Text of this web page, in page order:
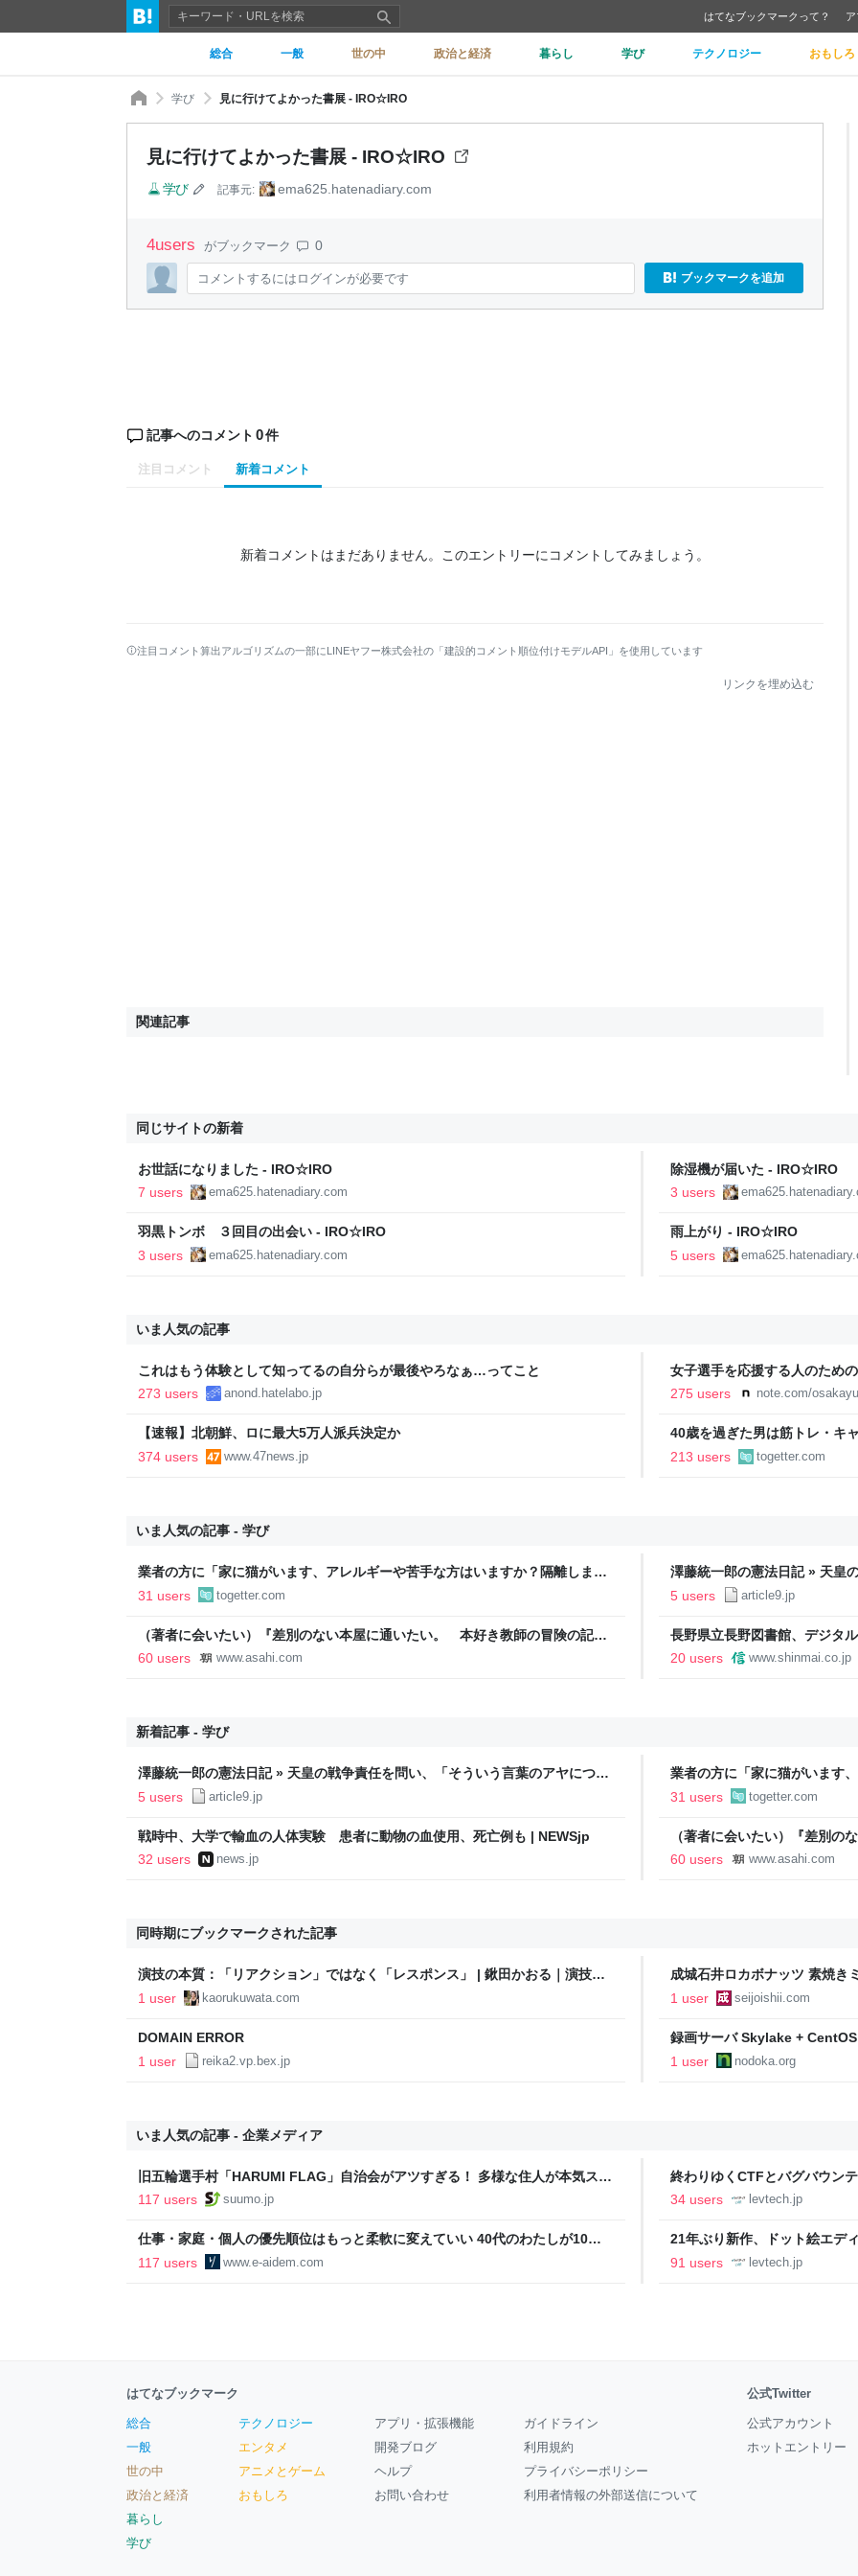
はてなブックマークって？
総合 一般 世の中 政治と経済 暮らし 学び テクノロジー おもしろ
学び 見に行けてよかった書展 - IRO☆IRO
見に行けてよかった書展 - IRO☆IRO
学び 記事元: ema625.hatenadiary.com
4users がブックマーク 0
コメントするにはログインが必要です ブックマークを追加
記事へのコメント 0件
注目コメント 新着コメント
新着コメントはまだありません。 このエントリーにコメントしてみましょう。
注目コメント算出アルゴリズムの一部にLINEヤフー株式会社の「建設的コメント順位付けモデルAPI」を使用しています
リンクを埋め込む
関連記事
同じサイトの新着
お世話になりました - IRO☆IRO
7 users
ema625.hatenadiary.com
除湿機が届いた - IRO☆IRO
3 users
羽黒トンボ ３回目の出会い - IRO☆IRO
3 users
ema625.hatenadiary.com
雨上がり - IRO☆IRO
5 users
いま人気の記事
これはもう体験として知ってるの自分らが最後やろなぁ…ってこと
273 users
anond.hatelabo.jp
女子選手を応援する人のため
YURU KOSAL:TETSUYA
275 users note.com/
【速報】北朝鮮、ロに最大5万人派兵決定か
374 users
www.47news.jp
40歳を過ぎた男は筋トレ・キ
挙げられた例にドキッとする
213 users togetter.com
いま人気の記事 - 学び
業者の方に「家に猫がいます、アレルギーや苦手な方はいますか？隔離します
か？」と尋ねたら「厳選します」という返答が来た
31 users togetter.com
澤藤統一郎の憲法日記 » 天皇
ては、私はそういう文学方面
5 users article9.jp
（著者に会いたい）『差別のない本屋に通いたい。 本好き教師の冒険の記
録』 仲川啓介さん：朝日新聞
60 users www.asahi.com
長野県立長野図書館、デジタ
館初｜信濃毎日新聞デジタル
20 users www.shinmai.co.jp
新着記事 - 学び
澤藤統一郎の憲法日記 » 天皇の戦争責任を問い、「そういう言葉のアヤについ
ては、私はそういう文学方面はあまり研究もしてない…」との「迷答」を引き
5 users article9.jp
業者の方に「家に猫がいます
か？」と尋ねたら「厳選しま
31 users togetter.com
戦時中、大学で輸血の人体実験 患者に動物の血使用、死亡例も | NEWSjp
32 users
news.jp
（著者に会いたい）『差別
録』 仲川啓介さん：朝日新聞
60 users www.asahi.com
同時期にブックマークされた記事
演技の本質：「リアクション」ではなく「レスポンス」 | 鍬田かおる｜演技指
導・アクティングコーチ
1 user kaorukuwata.com
成城石井ロカボナッツ 素焼き
1 user
seijoishii.com
DOMAIN ERROR
1 user
reika2.vp.bex.jp
録画サーバ Skylake +
1 user
nodoka.org
いま人気の記事 - 企業メディア
旧五輪選手村「HARUMI FLAG」自治会がアツすぎる！ 多様な住人が本気スキ
ルで挑む、盆踊り2万人集客や交通改善など“街の価値向上”戦略 東京・中央
117 users suumo.jp
終わりゆくCTFとバグバウン
ること【フォーカス】 - レバテ
34 users levtech.jp
仕事・家庭・個人の優先順位はもっと柔軟に変えていい 40代のわたしが10年
後の自分に伝えたいこと - りっすん by イーアイデム
117 users www.e-aidem.com
21年ぶり新作、ドット絵エデ
ついて作者に聞く【フォーカ
91 users levtech.jp
はてなブックマーク
総合
一般
世の中
政治と経済
暮らし
学び
テクノロジー
エンタメ
アニメとゲーム
おもしろ
アプリ・拡張機能
開発ブログ
ヘルプ
お問い合わせ
ガイドライン
利用規約
プライバシーポリシー
利用者情報の外部送信について
公式Twitter
公式アカウント
ホットエントリー